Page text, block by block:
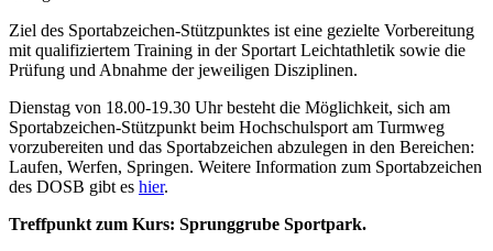
Ziel des Sportabzeichen-Stützpunktes ist eine gezielte Vorbereitung
mit qualifiziertem Training in der Sportart Leichtathletik sowie die
Prüfung und Abnahme der jeweiligen Disziplinen.
Dienstag von 18.00-19.30 Uhr besteht die Möglichkeit, sich am
Sportabzeichen-Stützpunkt beim Hochschulsport am Turmweg
vorzubereiten und das Sportabzeichen abzulegen in den Bereichen:
Laufen, Werfen, Springen. Weitere Information zum Sportabzeichen
des DOSB gibt es hier.
Treffpunkt zum Kurs: Sprunggrube Sportpark.